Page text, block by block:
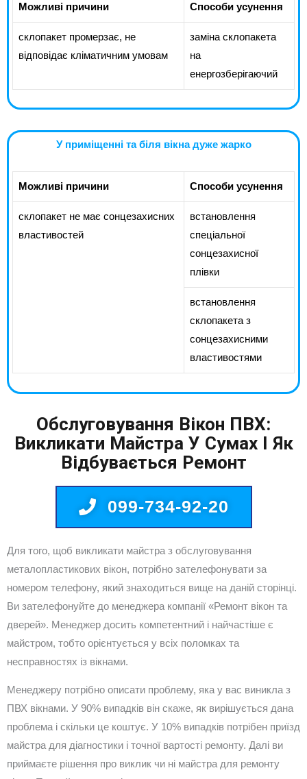
Можливі причини Способи усунення
склопакет промерзає, не
відповідає кліматичним умовам
заміна склопакета
на
енергозберігаючий
У приміщенні та біля вікна дуже жарко
Можливі причини Способи усунення
склопакет не має сонцезахисних
властивостей
встановлення
спеціальної
сонцезахисної
плівки
встановлення
склопакета з
сонцезахисними
властивостями
Обслуговування Вікон ПВХ:
Викликати Майстра У Сумах І Як
Відбувається Ремонт
099-734-92-20
Для того, щоб викликати майстра з обслуговування
металопластикових вікон, потрібно зателефонувати за
номером телефону, який знаходиться вище на даній сторінці.
Ви зателефонуйте до менеджера компанії «Ремонт вікон та
дверей». Менеджер досить компетентний і найчастіше є
майстром, тобто орієнтується у всіх поломках та
несправностях із вікнами.
Менеджеру потрібно описати проблему, яка у вас виникла з
ПВХ вікнами. У 90% випадків він скаже, як вирішується дана
проблема і скільки це коштує. У 10% випадків потрібен приїзд
майстра для діагностики і точної вартості ремонту. Далі ви
приймаєте рішення про виклик чи ні майстра для ремонту